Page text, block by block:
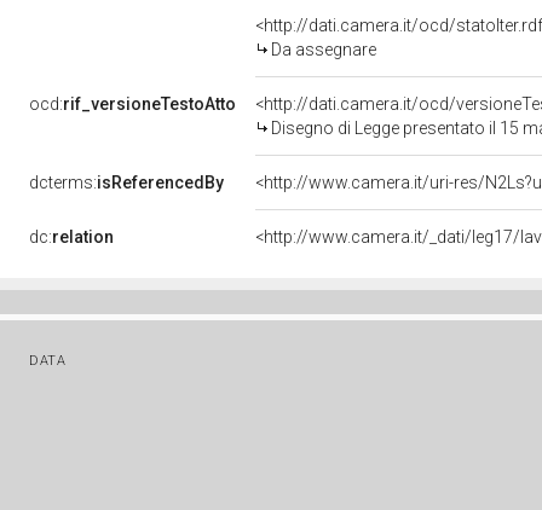
<http://dati.camera.it/ocd/
Da assegnare
ocd:rif_versioneTestoAtto
<http://dati.camera.it/ocd/
Disegno di Legge presentato il 15
dcterms:isReferencedBy <http://www.camera.it/uri-res/
dc:relation <http://www.camera.it/_dati/leg17/
DATA